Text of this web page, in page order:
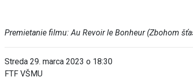
Premietanie filmu: Au Revoir le Bonheur (Zbohom
Streda 29. marca 2023 o 18:30
FTF VŠMU